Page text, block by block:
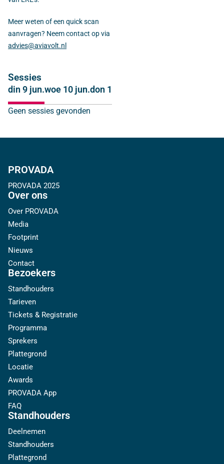
Meer weten of een quick scan
aanvragen? Neem contact op via
advies@aviavolt.nl
Sessies
din 9 jun.woe 10 jun.don 11 jun.
Geen sessies gevonden
PROVADA
PROVADA 2025
Over ons
Over PROVADA
Media
Footprint
Nieuws
Contact
Bezoekers
Standhouders
Tarieven
Tickets & Registratie
Programma
Sprekers
Plattegrond
Locatie
Awards
PROVADA App
FAQ
Standhouders
Deelnemen
Standhouders
Plattegrond